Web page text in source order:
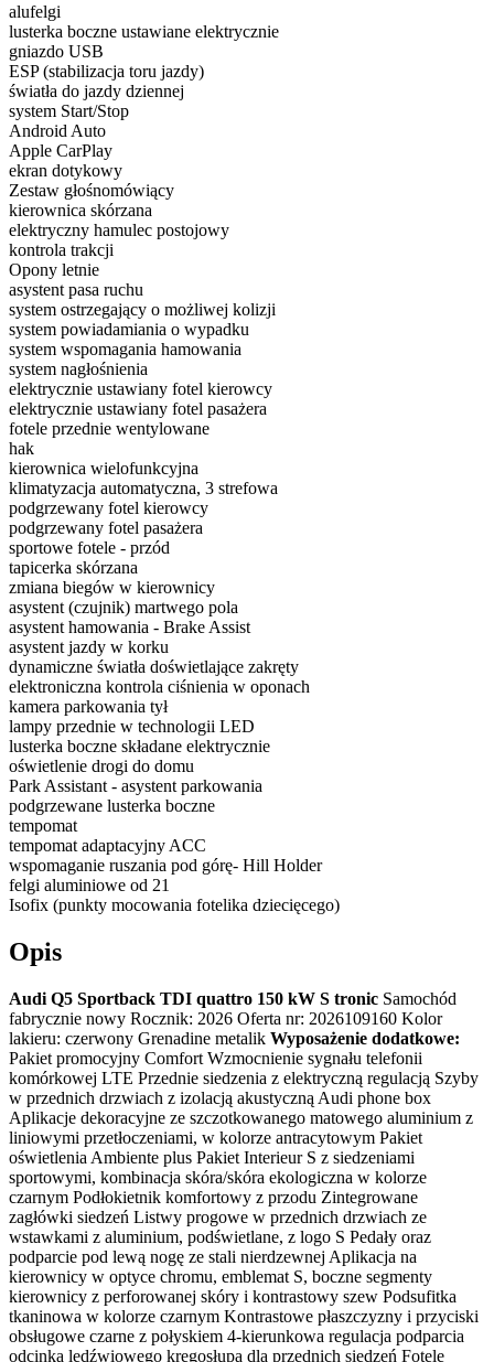
alufelgi
lusterka boczne ustawiane elektrycznie
gniazdo USB
ESP (stabilizacja toru jazdy)
światła do jazdy dziennej
system Start/Stop
Android Auto
Apple CarPlay
ekran dotykowy
Zestaw głośnomówiący
kierownica skórzana
elektryczny hamulec postojowy
kontrola trakcji
Opony letnie
asystent pasa ruchu
system ostrzegający o możliwej kolizji
system powiadamiania o wypadku
system wspomagania hamowania
system nagłośnienia
elektrycznie ustawiany fotel kierowcy
elektrycznie ustawiany fotel pasażera
fotele przednie wentylowane
hak
kierownica wielofunkcyjna
klimatyzacja automatyczna, 3 strefowa
podgrzewany fotel kierowcy
podgrzewany fotel pasażera
sportowe fotele - przód
tapicerka skórzana
zmiana biegów w kierownicy
asystent (czujnik) martwego pola
asystent hamowania - Brake Assist
asystent jazdy w korku
dynamiczne światła doświetlające zakręty
elektroniczna kontrola ciśnienia w oponach
kamera parkowania tył
lampy przednie w technologii LED
lusterka boczne składane elektrycznie
oświetlenie drogi do domu
Park Assistant - asystent parkowania
podgrzewane lusterka boczne
tempomat
tempomat adaptacyjny ACC
wspomaganie ruszania pod górę- Hill Holder
felgi aluminiowe od 21
Isofix (punkty mocowania fotelika dziecięcego)
Opis
Audi Q5 Sportback TDI quattro 150 kW S tronic Samochód
fabrycznie nowy Rocznik: 2026 Oferta nr: 2026109160 Kolor
lakieru: czerwony Grenadine metalik Wyposażenie dodatkowe:
Pakiet promocyjny Comfort Wzmocnienie sygnału telefonii
komórkowej LTE Przednie siedzenia z elektryczną regulacją Szyby
w przednich drzwiach z izolacją akustyczną Audi phone box
Aplikacje dekoracyjne ze szczotkowanego matowego aluminium z
liniowymi przetłoczeniami, w kolorze antracytowym Pakiet
oświetlenia Ambiente plus Pakiet Interieur S z siedzeniami
sportowymi, kombinacja skóra/skóra ekologiczna w kolorze
czarnym Podłokietnik komfortowy z przodu Zintegrowane
zagłówki siedzeń Listwy progowe w przednich drzwiach ze
wstawkami z aluminium, podświetlane, z logo S Pedały oraz
podparcie pod lewą nogę ze stali nierdzewnej Aplikacja na
kierownicy w optyce chromu, emblemat S, boczne segmenty
kierownicy z perforowanej skóry i kontrastowy szew Podsufitka
tkaninowa w kolorze czarnym Kontrastowe płaszczyzny i przyciski
obsługowe czarne z połyskiem 4-kierunkowa regulacja podparcia
odcinka lędźwiowego kręgosłupa dla przednich siedzeń Fotele